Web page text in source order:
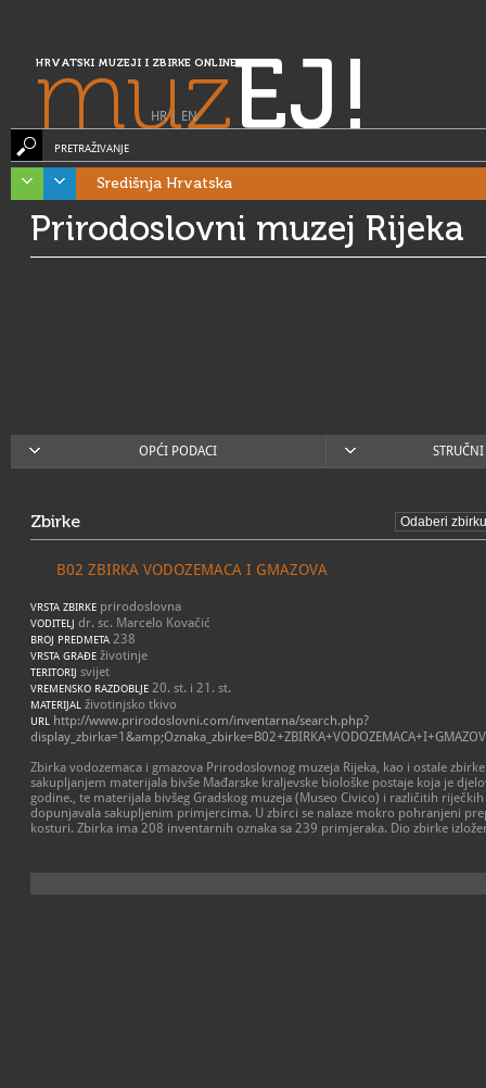
HRVATSKI MUZEJI I ZBIRKE ONLINE
muzEJ!
HR| EN
PRETRAŽIVANJE
Središnja Hrvatska
Prirodoslovni muzej Rijeka
OPĆI PODACI
Zbirke
B02 ZBIRKA VODOZEMACA I GMAZOVA
VRSTA ZBIRKE prirodoslovna
VODITELJ dr. sc. Marcelo Kovačić
BROJ PREDMETA 238
VRSTA GRAĐE životinje
TERITORIJ svijet
VREMENSKO RAZDOBLJE 20. st. i 21. st.
MATERIJAL životinjsko tkivo
URL
http://www.prirodoslovni.com/inventarna/search.php?
Zbirka vodozemaca i gmazova Prirodoslovnog muzeja Rijeka, kao i ostale
sakupljanjem materijala bivše Mađarske kraljevske biološke postaje koja je
godine., te materijala bivšeg Gradskog muzeja (Museo Civico) i različitih riječkih
dopunjavala sakupljenim primjercima. U zbirci se nalaze mokro pohranjeni
kosturi. Zbirka ima 208 inventarnih oznaka sa 239 primjeraka. Dio zbirke